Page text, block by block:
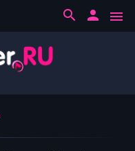
menu
person
search